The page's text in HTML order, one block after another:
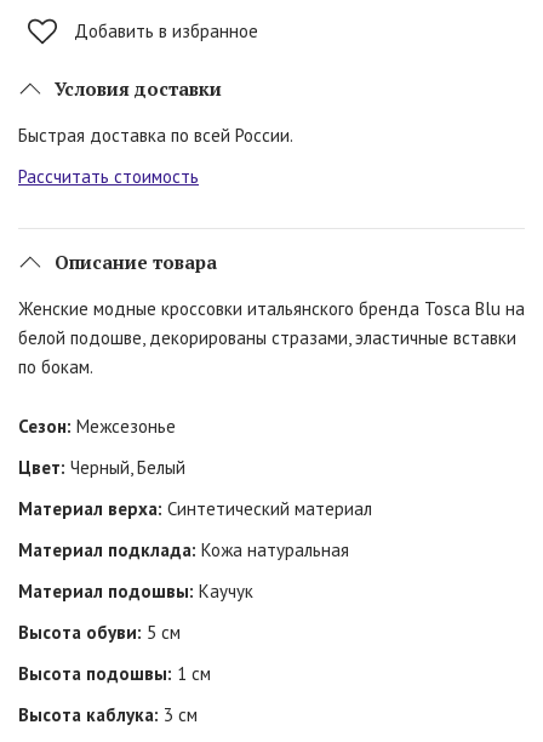
Добавить в избранное
Условия доставки
Быстрая доставка по всей России.
Рассчитать стоимость
Описание товара
Женские модные кроссовки итальянского бренда Tosca Blu на
белой подошве, декорированы стразами, эластичные вставки
по бокам.
Сезон: Межсезонье
Цвет: Черный, Белый
Материал верха: Синтетический материал
Материал подклада: Кожа натуральная
Материал подошвы: Каучук
Высота обуви: 5 см
Высота подошвы: 1 см
Высота каблука: 3 см